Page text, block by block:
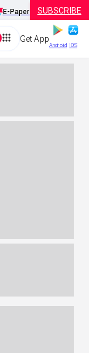
E-Paper SUBSCRIBE
Get App
Android iOS